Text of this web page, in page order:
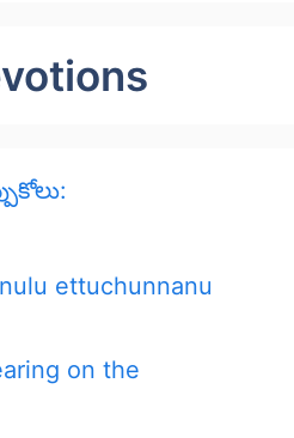
ettuchunnanu
on the